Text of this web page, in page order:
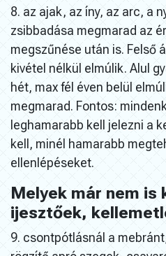
8. az ajak, az íny, az arc, a
zsibbadása megmarad az
megszűnése után is. Felső
kivétel nélkül elmúlik. Alul
hét, max fél éven belül
megmarad. Fontos:
leghamarabb kell jelezni a
kell, minél hamarabb
ellenlépéseket.
Melyek már nem
ijesztőek,
9. csontpótlásnál a